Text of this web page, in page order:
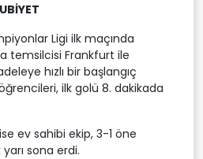
Ligi ilk maçında
temsilcisi Frankfurt ile
hızlı bir başlangıç
ilk golü 8. dakikada
ev sahibi ekip, 3-1 öne
sona erdi.